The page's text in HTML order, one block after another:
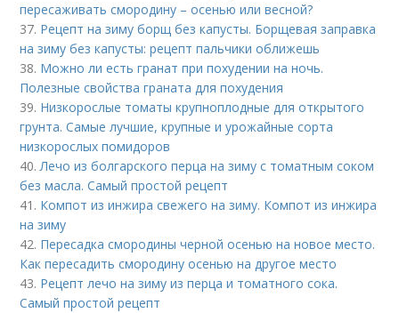
пересаживать смородину – осенью или весной?
37. Рецепт на зиму борщ без капусты. Борщевая заправка
на зиму без капусты: рецепт пальчики оближешь
38. Можно ли есть гранат при похудении на ночь.
Полезные свойства граната для похудения
39. Низкорослые томаты крупноплодные для открытого
грунта. Самые лучшие, крупные и урожайные сорта
низкорослых помидоров
40.Лечо из болгарского перца на зиму с томатным соком
без масла. Самый простой рецепт
41. Компот из инжира свежего на зиму. Компот из инжира
на зиму
42. Пересадка смородины черной осенью на новое место.
Как пересадить смородину осенью на другое место
43. Рецепт лечо на зиму из перца и томатного сока.
Самый простой рецепт